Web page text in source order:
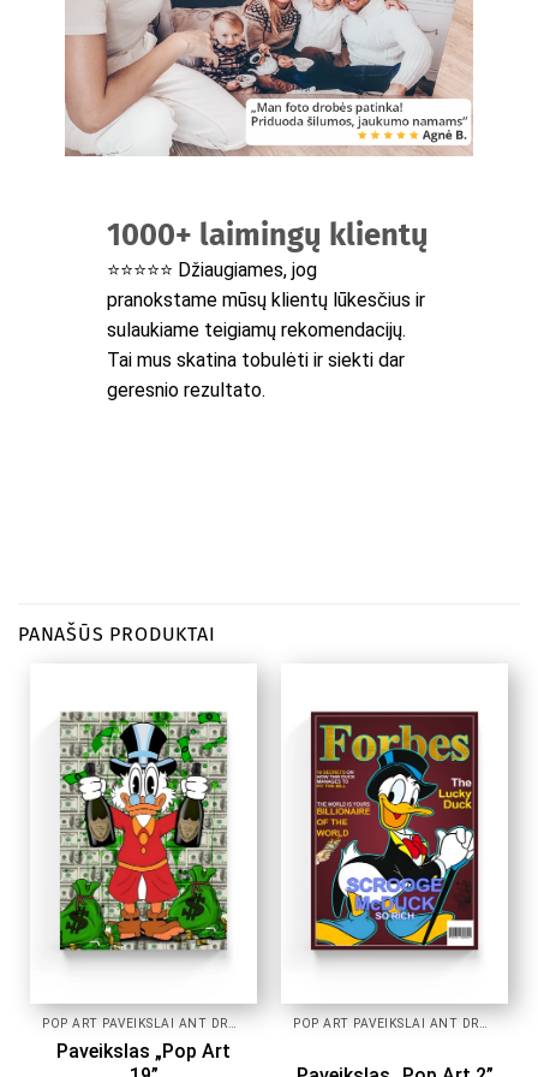
1000+ laimingų klientų
⭐⭐⭐⭐⭐ Džiaugiames, jog
pranokstame mūsų klientų lūkesčius ir
sulaukiame teigiamų rekomendacijų.
Tai mus skatina tobulėti ir siekti dar
geresnio rezultato.
PANAŠŪS PRODUKTAI
Paveikslas „Pop Art